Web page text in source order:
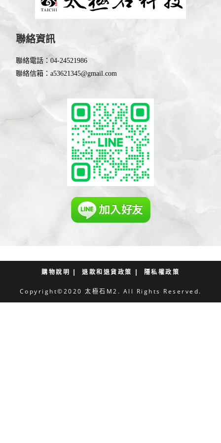
聯絡資訊
聯絡電話：04-24521986
聯絡信箱：a53621345@gmail.com
購物說明 退款和退貨政策 隱私權政策
Copyright©2020 太極石M2. All Rights Reserved.